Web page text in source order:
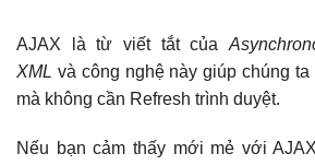
AJAX là từ viết tắt của
XML và công nghệ này giúp chúng
mà không cần Refresh trình duyệt.
Nếu bạn cảm thấy mới mẻ với